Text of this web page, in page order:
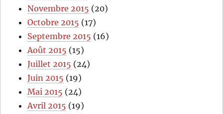
Novembre 2015 (20)
Octobre 2015 (17)
Septembre 2015 (16)
Août 2015 (15)
Juillet 2015 (24)
Juin 2015 (19)
Mai 2015 (24)
Avril 2015 (19)